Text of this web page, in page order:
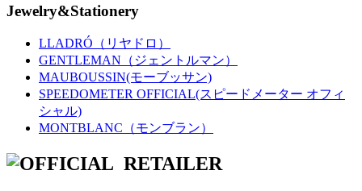
Jewelry&Stationery
LLADRÓ（リヤドロ）
GENTLEMAN（ジェントルマン）
MAUBOUSSIN(モーブッサン)
SPEEDOMETER OFFICIAL(スピードメーター オフィ
シャル)
MONTBLANC（モンブラン）